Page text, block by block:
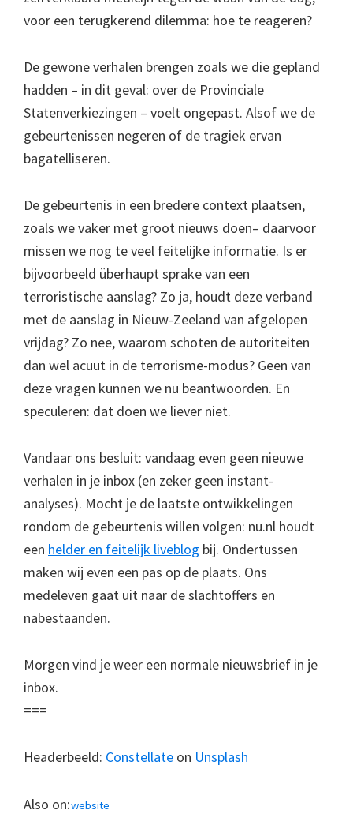
voor een terugkerend dilemma: hoe te reageren?
De gewone verhalen brengen zoals we die gepland
hadden – in dit geval: over de Provinciale
Statenverkiezingen – voelt ongepast. Alsof we de
gebeurtenissen negeren of de tragiek ervan
bagatelliseren.
De gebeurtenis in een bredere context plaatsen,
zoals we vaker met groot nieuws doen– daarvoor
missen we nog te veel feitelijke informatie. Is er
bijvoorbeeld überhaupt sprake van een
terroristische aanslag? Zo ja, houdt deze verband
met de aanslag in Nieuw-Zeeland van afgelopen
vrijdag? Zo nee, waarom schoten de autoriteiten
dan wel acuut in de terrorisme-modus? Geen van
deze vragen kunnen we nu beantwoorden. En
speculeren: dat doen we liever niet.
Vandaar ons besluit: vandaag even geen nieuwe
verhalen in je inbox (en zeker geen instant-
analyses). Mocht je de laatste ontwikkelingen
rondom de gebeurtenis willen volgen: nu.nl houdt
een helder en feitelijk liveblog bij. Ondertussen
maken wij even een pas op de plaats. Ons
medeleven gaat uit naar de slachtoffers en
nabestaanden.
Morgen vind je weer een normale nieuwsbrief in je
inbox.
===
Headerbeeld: Constellate on Unsplash
Also on:website